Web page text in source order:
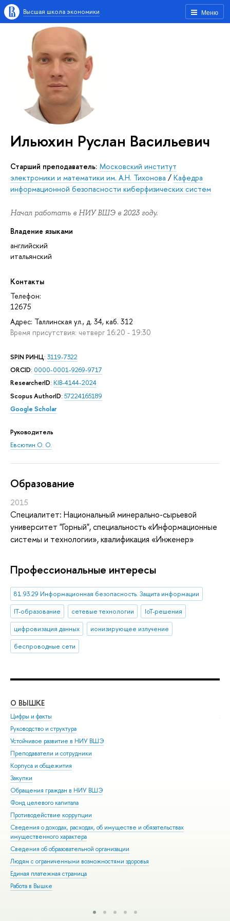
Меню
Высшая школа экономики
Ильюхин Руслан Васильевич
Старший преподаватель: Московский институт
электроники и математики им. А.Н. Тихонова / Кафедра
информационной безопасности киберфизических систем
Начал работать в НИУ ВШЭ в 2023 году.
Владение языками
английский
итальянский
Контакты
Телефон:
12675
Адрес: Таллинская ул., д. 34, каб. 312
Время присутствия: четверг 16:20 - 19:30
SPIN РИНЦ: 3119-7322
ORCID: 0000-0001-9269-9717
ResearcherID: KIB-4144-2024
Scopus AuthorID: 57224165189
Google Scholar
Руководитель
Евсютин О. О.
Oбразование
2015
Специалитет: Национальный минерально-сырьевой
университет "Горный", специальность «Информационные
системы и технологии», квалификация «Инженер»
Профессиональные интересы
81.93.29 Информационная безопасность. Защита информации
IT-образование
сетевые технологии
IoT-решения
цифровизация данных
ионизирующее излучение
беспроводные сети
О ВЫШКЕ
Цифры и факты
Руководство и структура
Устойчивое развитие в НИУ ВШЭ
Преподаватели и сотрудники
Корпуса и общежития
Закупки
Обращения граждан в НИУ ВШЭ
Фонд целевого капитала
Противодействие коррупции
Сведения о доходах, расходах, об имуществе и обязательствах
имущественного характера
Сведения об образовательной организации
Людям с ограниченными возможностями здоровья
Единая платежная страница
Работа в Вышке